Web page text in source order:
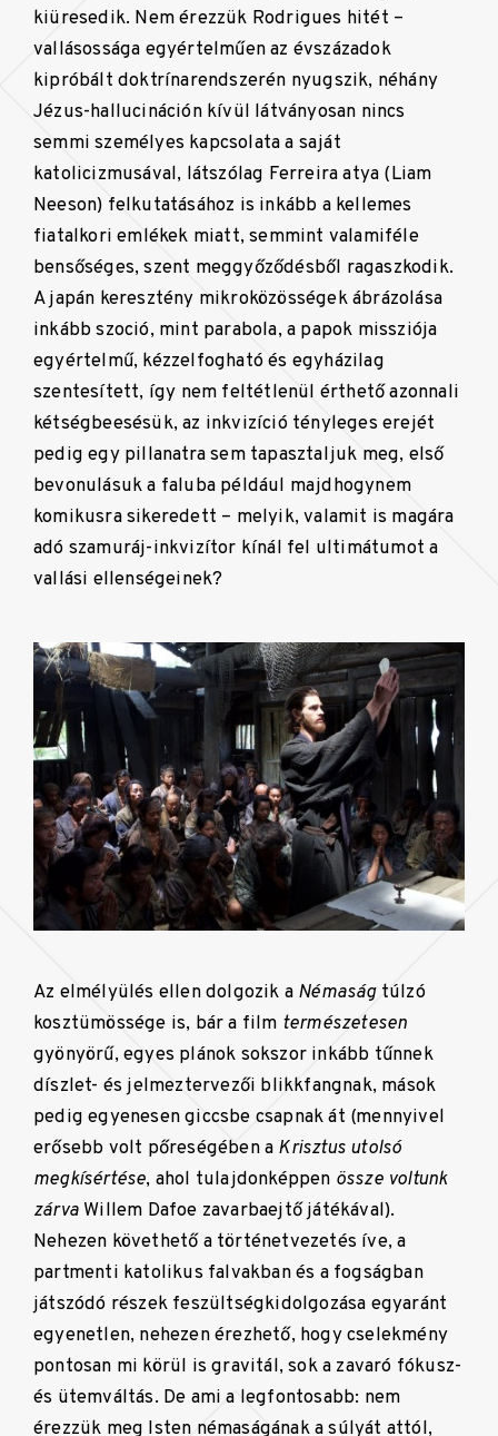
kiüresedik. Nem érezzük Rodrigues hitét –
vallásossága egyértelműen az évszázadok
kipróbált doktrínarendszerén nyugszik, néhány
Jézus-hallucináción kívül látványosan nincs
semmi személyes kapcsolata a saját
katolicizmusával, látszólag Ferreira atya (Liam
Neeson) felkutatásához is inkább a kellemes
fiatalkori emlékek miatt, semmint valamiféle
bensőséges, szent meggyőződésből ragaszkodik.
A japán keresztény mikroközösségek ábrázolása
inkább szoció, mint parabola, a papok missziója
egyértelmű, kézzelfogható és egyházilag
szentesített, így nem feltétlenül érthető azonnali
kétségbeesésük, az inkvizíció tényleges erejét
pedig egy pillanatra sem tapasztaljuk meg, első
bevonulásuk a faluba például majdhogynem
komikusra sikeredett – melyik, valamit is magára
adó szamuráj-inkvizítor kínál fel ultimátumot a
vallási ellenségeinek?
Az elmélyülés ellen dolgozik a Némaságtúlzó
kosztümössége is, bár a film természetesen
gyönyörű, egyes plánok sokszor inkább tűnnek
díszlet- és jelmeztervezői blikkfangnak, mások
pedig egyenesen giccsbe csapnak át (mennyivel
erősebb volt pőreségében a Krisztus utolsó
megkísértése, ahol tulajdonképpen össze voltunk
zárva Willem Dafoe zavarbaejtő játékával).
Nehezen követhető a történetvezetés íve, a
partmenti katolikus falvakban és a fogságban
játszódó részek feszültségkidolgozása egyaránt
egyenetlen, nehezen érezhető, hogy cselekmény
pontosan mi körül is gravitál, sok a zavaró fókusz-
és ütemváltás. De ami a legfontosabb: nem
érezzük meg Isten némaságának a súlyát attól,